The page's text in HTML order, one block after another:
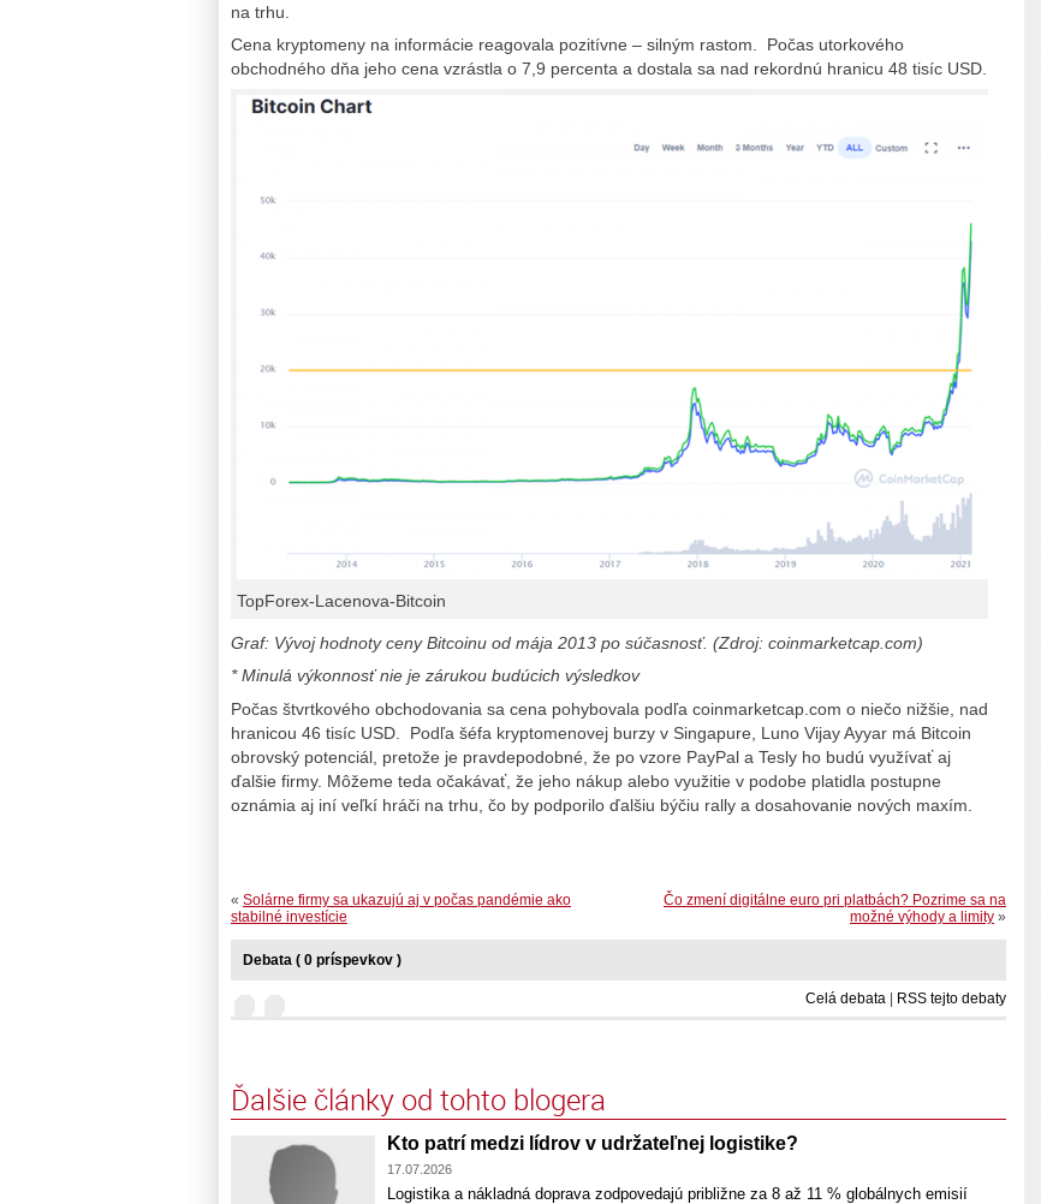
na trhu.
Cena kryptomeny na informácie reagovala pozitívne – silným rastom. Počas utorkového
obchodného dňa jeho cena vzrástla o 7,9 percenta a dostala sa nad rekordnú hranicu 48 tisíc USD.
TopForex-Lacenova-Bitcoin
Graf: Vývoj hodnoty ceny Bitcoinu od mája 2013 po súčasnosť. (Zdroj: coinmarketcap.com)
* Minulá výkonnosť nie je zárukou budúcich výsledkov
Počas štvrtkového obchodovania sa cena pohybovala podľa coinmarketcap.com o niečo nižšie, nad
hranicou 46 tisíc USD. Podľa šéfa kryptomenovej burzy v Singapure, Luno Vijay Ayyar má Bitcoin
obrovský potenciál, pretože je pravdepodobné, že po vzore PayPal a Tesly ho budú využívať aj
ďalšie firmy. Môžeme teda očakávať, že jeho nákup alebo využitie v podobe platidla postupne
oznámia aj iní veľkí hráči na trhu, čo by podporilo ďalšiu býčiu rally a dosahovanie nových maxím.
Čo zmení digitálne euro pri platbách? Pozrime sa na
možné výhody a limity »
« Solárne firmy sa ukazujú aj v počas pandémie ako
stabilné investície
Debata ( 0 príspevkov )
Celá debata | RSS tejto debaty
Ďalšie články od tohto blogera
Kto patrí medzi lídrov v udržateľnej logistike?
17.07.2026
Logistika a nákladná doprava zodpovedajú približne za 8 až 11 % globálnych emisií